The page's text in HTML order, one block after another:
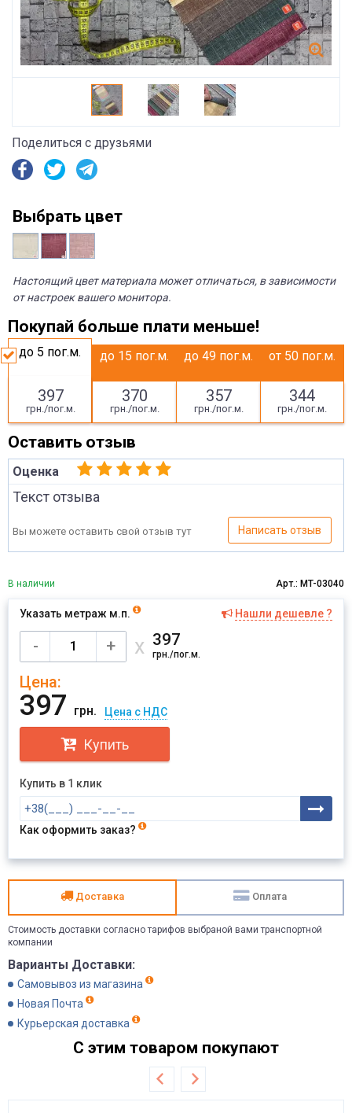
Поделиться с друзьями
Выбрать цвет
Настоящий цвет материала может отличаться, в зависимости
от настроек вашего монитора.
Покупай больше плати меньше!
до 5 пог.м.
397
грн./пог.м.
до 15 пог.м.
370
грн./пог.м.
до 49 пог.м.
357
грн./пог.м.
от 50 пог.м.
344
грн./пог.м.
Оставить отзыв
Оценка
Текст отзыва
Вы можете оставить свой отзыв тут Написать отзыв
В наличии Арт.: MT-03040
Указать метраж м.п. Нашли дешевле ?
- + х 397
грн./пог.м.
Цена:
397 грн. Цена с НДС
Купить
Купить в 1 клик
Как оформить заказ?
Доставка Оплата
Стоимость доставки согласно тарифов выбраной вами транспортной
компании
Варианты Доставки:
Самовывоз из магазина
Новая Почта
Курьерская доставка
С этим товаром покупают